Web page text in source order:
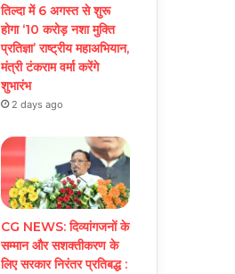
तिल्दा में 6 अगस्त से शुरू
होगा ‘10 करोड़ नशा मुक्ति
प्रतिज्ञा’ राष्ट्रीय महाअभियान,
मंत्री टंकराम वर्मा करेंगे
शुभारंभ
2 days ago
CG NEWS: दिव्यांगजनों के
सम्मान और सशक्तीकरण के
लिए सरकार निरंतर प्रतिबद्ध :